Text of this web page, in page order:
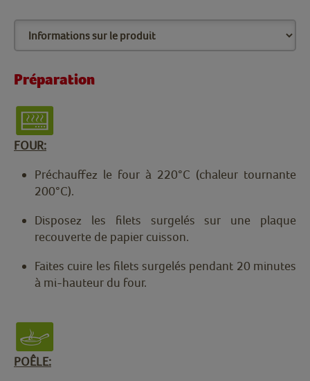
Préparation
FOUR:
Préchauffez le four à 220°C (chaleur tournante
200°C).
Disposez les filets surgelés sur une plaque
recouverte de papier cuisson.
Faites cuire les filets surgelés pendant 20 minutes
à mi-hauteur du four.
POÊLE: